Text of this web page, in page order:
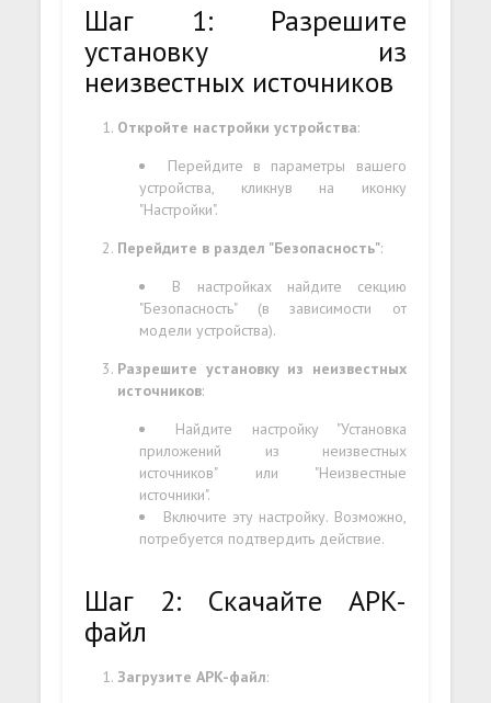
Шаг 1: Разрешите
установку из
неизвестных источников
Откройте настройки устройства:
Перейдите в параметры вашего
устройства, кликнув на иконку
"Настройки".
Перейдите в раздел "Безопасность":
В настройках найдите секцию
"Безопасность" (в зависимости от
модели устройства).
Разрешите установку из неизвестных
источников:
Найдите настройку "Установка
приложений из неизвестных
источников" или "Неизвестные
источники".
Включите эту настройку. Возможно,
потребуется подтвердить действие.
Шаг 2: Скачайте APK-
файл
Загрузите APK-файл: